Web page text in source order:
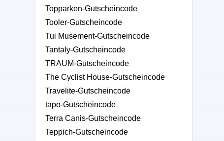
Topparken-Gutscheincode
Tooler-Gutscheincode
Tui Musement-Gutscheincode
Tantaly-Gutscheincode
TRAUM-Gutscheincode
The Cyclist House-Gutscheincode
Travelite-Gutscheincode
tapo-Gutscheincode
Terra Canis-Gutscheincode
Teppich-Gutscheincode